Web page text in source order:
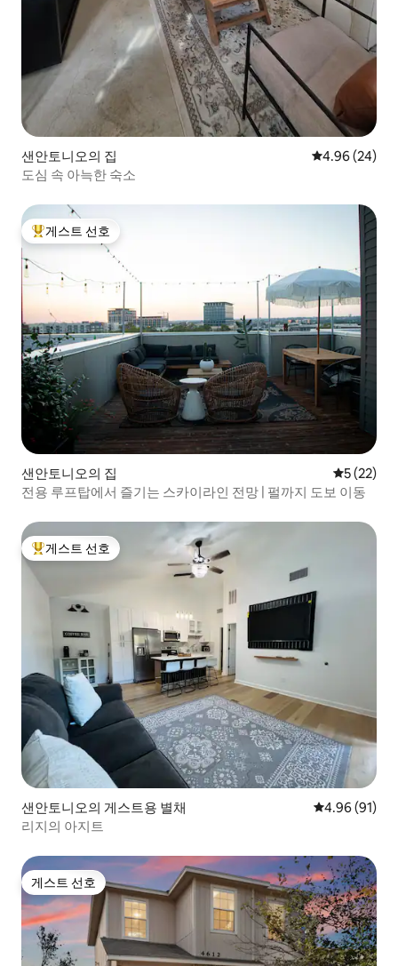
샌안토니오의 집 평점 4.96점(5
4.96 (24)
도심 속 아늑한 숙소
상위 게스트 선호
게스트 선호
샌안토니오의 집 평점 5점
5 (22)
전용 루프탑에서 즐기는 스카이라인 전망 | 펄까지 도보 이동
상위 게스트 선호
게스트 선호
샌안토니오의 게스트용 별채 평점 4.96점(5
4.96 (91)
리지의 아지트
게스트 선호
게스트 선호